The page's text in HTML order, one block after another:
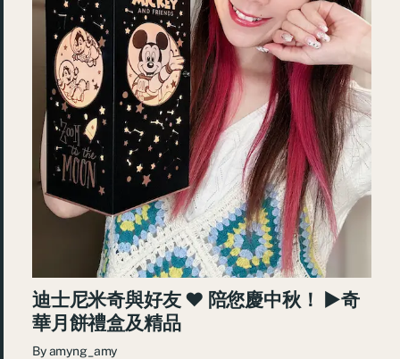
迪士尼米奇與好友 ♥ 陪您慶中秋！ ►奇
華月餅禮盒及精品
Byamyng_amy